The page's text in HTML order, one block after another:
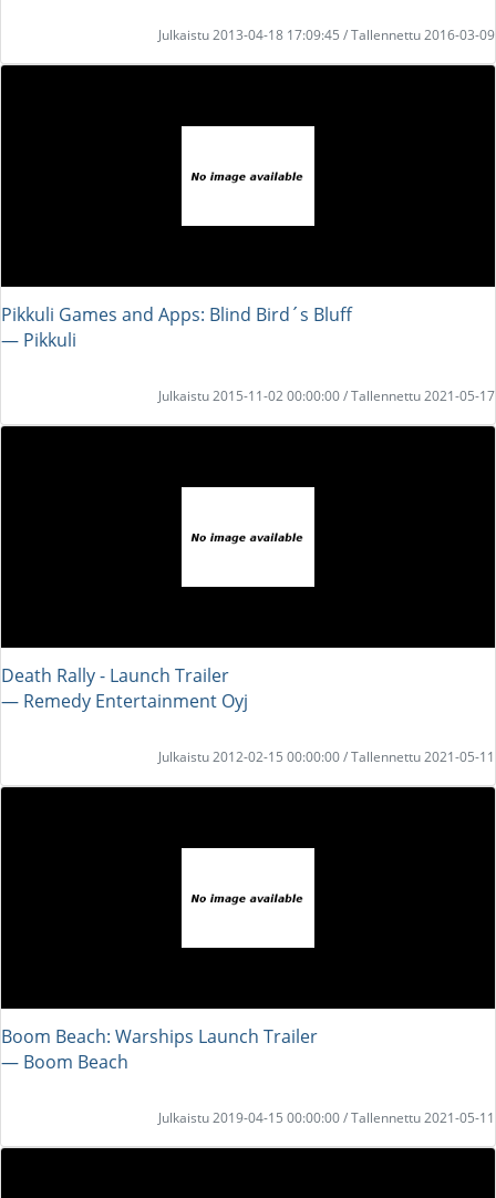
Julkaistu 2013-04-18 17:09:45 / Tallennettu 2016-03-09
Pikkuli Games and Apps: Blind Bird´s Bluff
― Pikkuli
Julkaistu 2015-11-02 00:00:00 / Tallennettu 2021-05-17
Death Rally - Launch Trailer
― Remedy Entertainment Oyj
Julkaistu 2012-02-15 00:00:00 / Tallennettu 2021-05-11
Boom Beach: Warships Launch Trailer
― Boom Beach
Julkaistu 2019-04-15 00:00:00 / Tallennettu 2021-05-11